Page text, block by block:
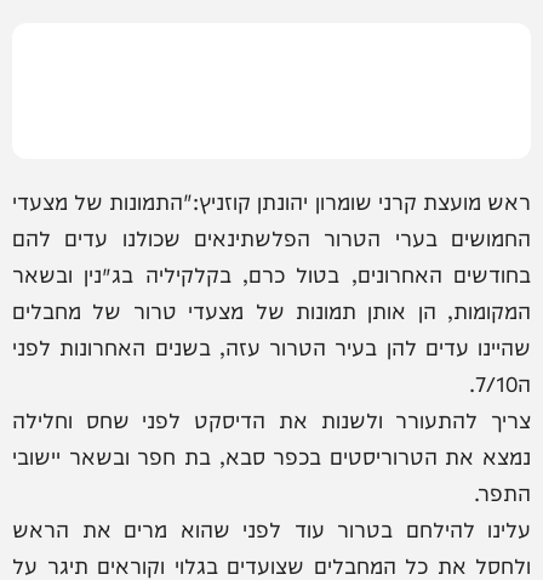
ראש מועצת קרני שומרון יהונתן קוזניץ:"התמונות של מצעדי
החמושים בערי הטרור הפלשתינאים שכולנו עדים להם
בחודשים האחרונים, בטול כרם, בקלקיליה בג׳נין ובשאר
המקומות, הן אותן תמונות של מצעדי טרור של מחבלים
שהיינו עדים להן בעיר הטרור עזה, בשנים האחרונות לפני
ה7/10.
צריך להתעורר ולשנות את הדיסקט לפני שחס וחלילה
נמצא את הטרוריסטים בכפר סבא, בת חפר ובשאר יישובי
התפר.
עלינו להילחם בטרור עוד לפני שהוא מרים את הראש
ולחסל את כל המחבלים שצועדים בגלוי וקוראים תיגר על